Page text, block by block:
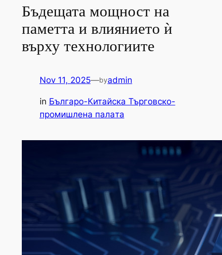
Бъдещата мощност на
паметта и влиянието ѝ
върху технологиите
Nov 11, 2025—byadmin
in Българо-Китайска Търговско-
промишлена палaта